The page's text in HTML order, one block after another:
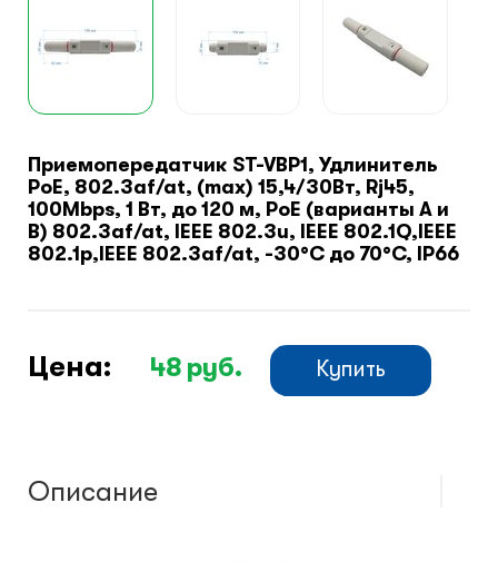
Защитные сейферы и боксы
Климатический шкафы
Монтажные шкафы
Приемопередатчик ST-VBP1, Удлинитель
PoE, 802.3af/at, (max) 15,4/30Вт, Rj45,
100Mbps, 1 Вт, до 120 м, PoE (варианты A и
B) 802.3af/at, IEEE 802.3u, IEEE 802.1Q,IEEE
802.1p,IEEE 802.3af/at, -30°С до 70°С, IP66
Цена: 48 руб. Купить
Описание